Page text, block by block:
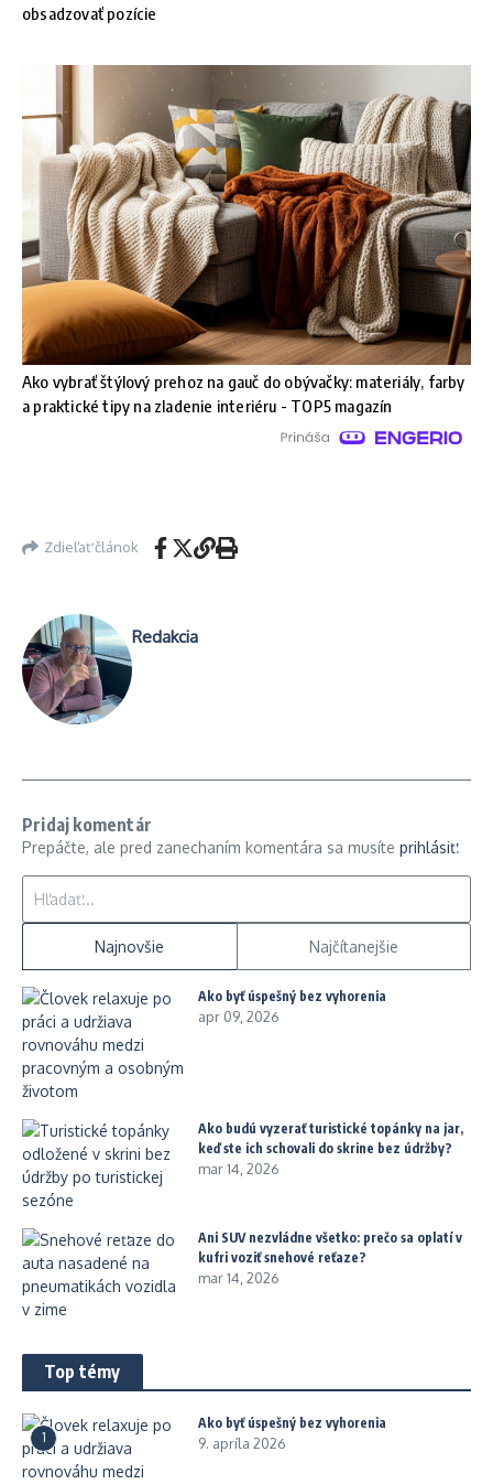
obsadzovať pozície
Ako vybrať štýlový prehoz na gauč do obývačky: materiály, farby
a praktické tipy na zladenie interiéru - TOP5 magazín
Zdieľať článok
Redakcia
Pridaj komentár
Prepáčte, ale pred zanechaním komentára sa musíte prihlásiť.
Najnovšie Najčítanejšie
Ako byť úspešný bez vyhorenia
apr 09, 2026
Ako budú vyzerať turistické topánky na jar,
keď ste ich schovali do skrine bez údržby?
mar 14, 2026
Ani SUV nezvládne všetko: prečo sa oplatí v
kufri voziť snehové reťaze?
mar 14, 2026
Top témy
1
Ako byť úspešný bez vyhorenia
9. apríla 2026